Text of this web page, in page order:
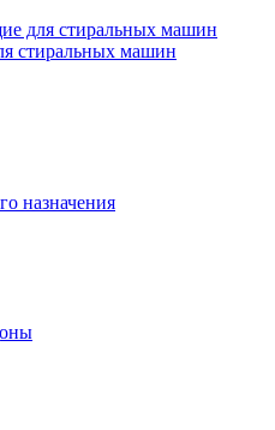
для стиральных машин
стиральных машин
назначения